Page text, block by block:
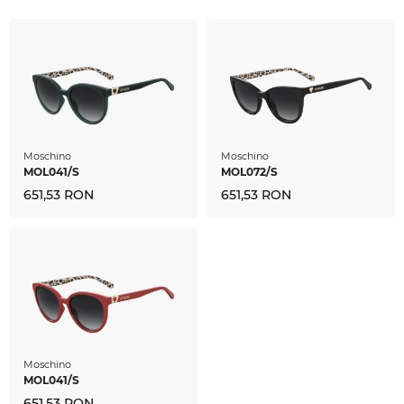
Moschino
MOL041/S
651,53 RON
Moschino
MOL072/S
651,53 RON
Moschino
MOL041/S